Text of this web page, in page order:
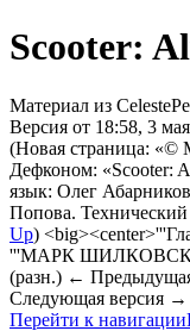
Scooter:
Материал из
Версия от 18:58, 3
(Новая страница: «©
Дефконом: «Scooter:
язык: Олег
Попова.
Up)
'''МАРК
(разн.) ← Предыдущая
Следующая версия →
Перейти к навигации